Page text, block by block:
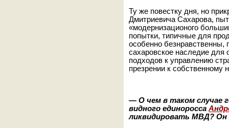
Ту же повестку дня, но
Дмитриевича Сахарова,
«модернизационого
попытки, типичные для
особенно безнравственны,
сахаровское наследие для
подходов к управлению
презрении к собственному
— О чем в таком случае
видного единоросса
ликвидировать МВД? Он